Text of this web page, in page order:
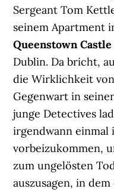
Sergeant Tom
seinem Apartment
Queenstown Castle
Dublin. Da bricht,
die Wirklichkeit
Gegenwart in
junge Detectives
irgendwann einmal
vorbeizukommen,
zum ungelösten
auszusagen, in